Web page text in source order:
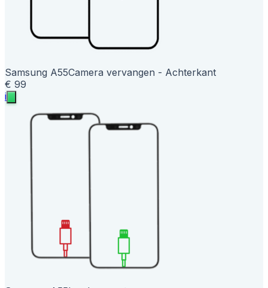
Samsung A55Camera vervangen - Achterkant
€ 99
i